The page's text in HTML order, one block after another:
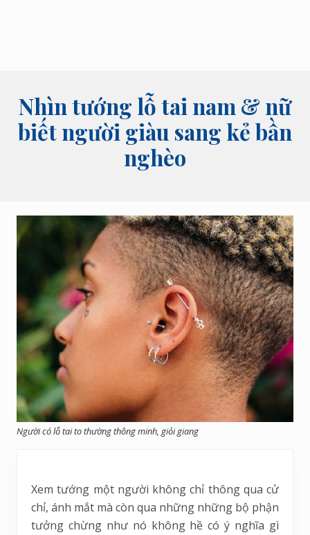
lĩnh
vực
tâm
linh
Nhìn tướng lỗ tai nam & nữ
biết người giàu sang kẻ bần
nghèo
Người có lỗ tai to thường thông minh, giỏi giang
Xem tướng một người không chỉ thông qua cử
chỉ, ánh mắt mà còn qua những những bộ phận
tưởng chừng như nó không hề có ý nghĩa gì